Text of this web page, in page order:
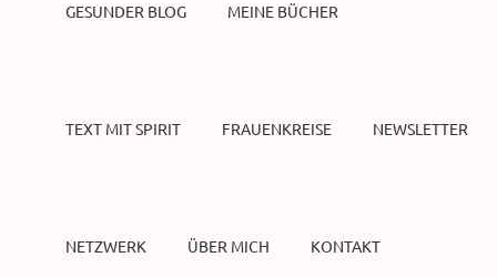
GESUNDER BLOG MEINE BÜCHER
TEXT MIT SPIRIT FRAUENKREISE NEWSLETTER
NETZWERK ÜBER MICH KONTAKT